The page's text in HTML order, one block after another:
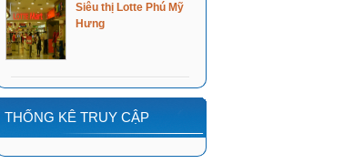
Siêu thị Lotte Phú Mỹ
Hưng
THỐNG KÊ TRUY CẬP